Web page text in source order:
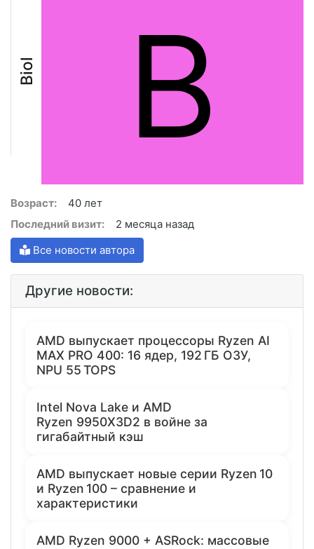
Biol B
Возраст:
40 лет
Последний визит:
2 месяца назад
Все новости автора
Другие новости:
AMD выпускает процессоры Ryzen AI
MAX PRO 400: 16 ядер, 192 ГБ ОЗУ,
NPU 55 TOPS
Intel Nova Lake и AMD
Ryzen 9950X3D2 в войне за
гигабайтный кэш
AMD выпускает новые серии Ryzen 10
и Ryzen 100 – сравнение и
характеристики
AMD Ryzen 9000 + ASRock: массовые